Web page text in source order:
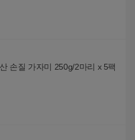
손질 가자미 250g/2마리 x 5팩